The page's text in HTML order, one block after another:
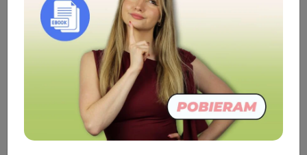
Suplementy Odporność
Odporność